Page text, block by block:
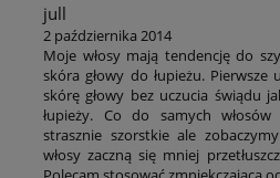
jull
2 października 2014
Moje włosy mają tendencję do
skóra głowy do łupieżu. Pierwsze
skórę głowy bez uczucia świądu
łupieży. Co do samych
strasznie szorstkie ale
włosy zaczną się mniej